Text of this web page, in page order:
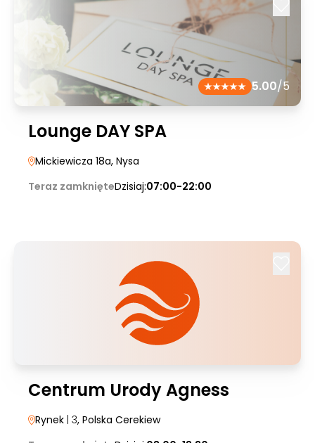
5.00/5
Lounge DAY SPA
Mickiewicza 18a, Nysa
Teraz zamknięteDzisiaj:07:00-22:00
Centrum Urody Agness
Rynek | 3, Polska Cerekiew